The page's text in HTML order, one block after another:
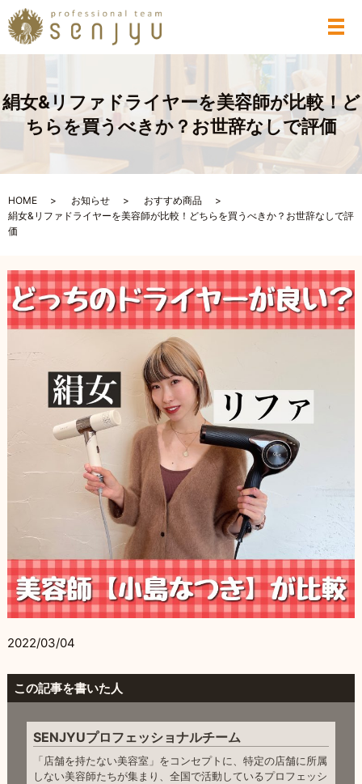
メ
絹女&リファドライヤーを美容師が比較！ど
ちらを買うべきか？お世辞なしで評価
HOME お知らせ
おすすめ商品
絹女&リファドライヤーを美容師が比較！どちらを買うべきか？お世辞なしで評
価
2022/03/04
この記事を書いた人
SENJYUプロフェッショナルチーム
「店舗を持たない美容室」をコンセプトに、特定の店舗に所属
しない美容師たちが集まり、全国で活動しているプロフェッシ